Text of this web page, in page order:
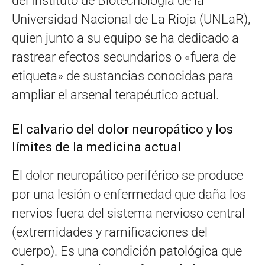
Universidad Nacional de La Rioja (UNLaR),
quien junto a su equipo se ha dedicado a
rastrear efectos secundarios o «fuera de
etiqueta» de sustancias conocidas para
ampliar el arsenal terapéutico actual.
El calvario del dolor neuropático y los
límites de la medicina actual
El dolor neuropático periférico se produce
por una lesión o enfermedad que daña los
nervios fuera del sistema nervioso central
(extremidades y ramificaciones del
cuerpo). Es una condición patológica que